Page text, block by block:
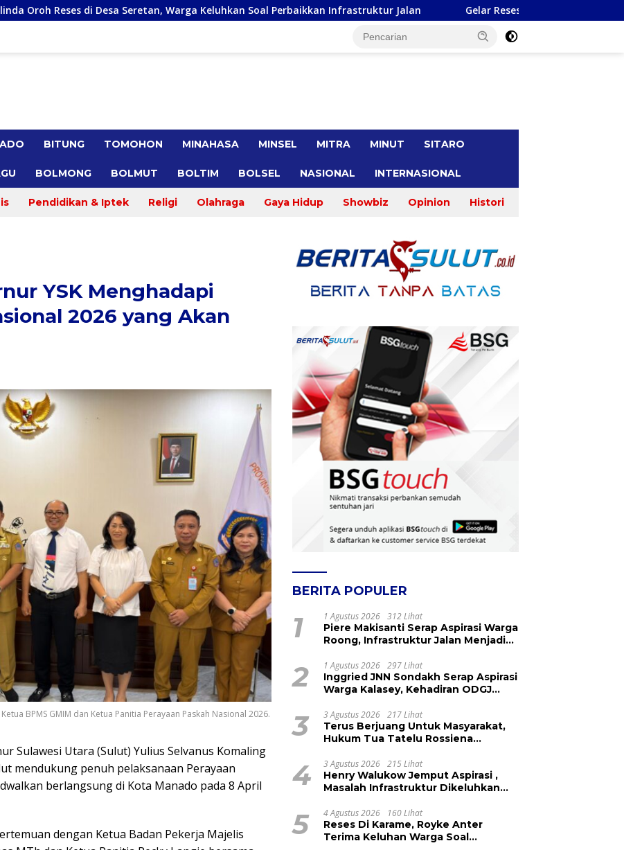
Warga Keluhkan Soal Perbaikkan Infrastruktur Jalan Gelar Reses, Pimpinan dan Anggota DPRD Sulut Dapil
BITUNG TOMOHON MINAHASA MINSEL MITRA MINUT SITARO
BOLMONG BOLMUT BOLTIM BOLSEL NASIONAL INTERNASIONAL
Pendidikan & Iptek Religi Olahraga Gaya Hidup Showbiz Opinion Histori
YSK Menghadapi
2026 yang Akan
BPMS GMIM dan Ketua Panitia Perayaan Paskah Nasional 2026.
Sulawesi Utara (Sulut) Yulius Selvanus Komaling
mendukung penuh pelaksanaan Perayaan
berlangsung di Kota Manado pada 8 April
dengan Ketua Badan Pekerja Majelis
BERITA POPULER
1 1 Agustus 2026 312 Lihat
Piere Makisanti Serap Aspirasi Warga
Roong, Infrastruktur Jalan Menjadi
2 1 Agustus 2026 297 Lihat
Inggried JNN Sondakh Serap Aspirasi
Warga Kalasey, Kehadiran ODGJ
3 3 Agustus 2026 217 Lihat
Terus Berjuang Untuk Masyarakat,
Hukum Tua Tatelu Rossiena
Kinerja Anggota DPRD Henry
Walukow
4 3 Agustus 2026 215 Lihat
Henry Walukow Jemput Aspirasi ,
Masalah Infrastruktur Dikeluhkan
5 4 Agustus 2026 160 Lihat
Reses Di Karame, Royke Anter
Terima Keluhan Warga Soal